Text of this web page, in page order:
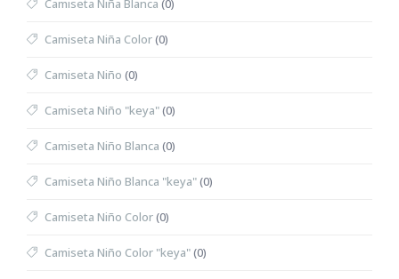
Camiseta Niña Blanca (0)
Camiseta Niña Color(0)
Camiseta Niño (0)
Camiseta Niño "keya"(0)
Camiseta Niño Blanca (0)
Camiseta Niño Blanca "keya"(0)
Camiseta Niño Color(0)
Camiseta Niño Color "keya"(0)